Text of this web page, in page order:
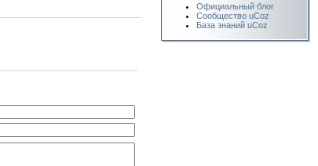
Официальный блог
Сообщество uCoz
База знаний uCoz